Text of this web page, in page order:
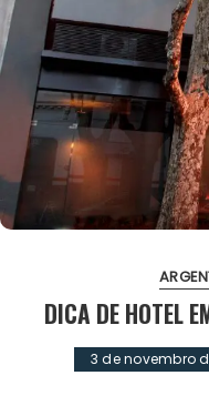
DICA DE HOTEL
3 de novembro